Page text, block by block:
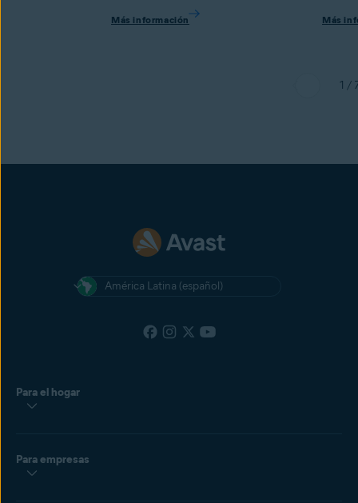
Más información Más
1 /
América Latina (español)
Para el hogar
Para empresas